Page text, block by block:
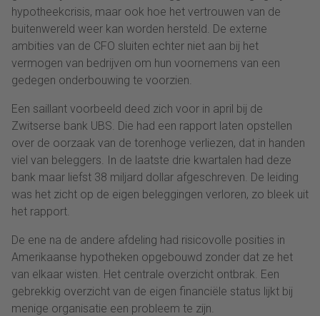
hypotheekcrisis, maar ook hoe het vertrouwen van de
buitenwereld weer kan worden hersteld. De externe
ambities van de CFO sluiten echter niet aan bij het
vermogen van bedrijven om hun voornemens van een
gedegen onderbouwing te voorzien.
Een saillant voorbeeld deed zich voor in april bij de
Zwitserse bank UBS. Die had een rapport laten opstellen
over de oorzaak van de torenhoge verliezen, dat in handen
viel van beleggers. In de laatste drie kwartalen had deze
bank maar liefst 38 miljard dollar afgeschreven. De leiding
was het zicht op de eigen beleggingen verloren, zo bleek uit
het rapport.
De ene na de andere afdeling had risicovolle posities in
Amerikaanse hypotheken opgebouwd zonder dat ze het
van elkaar wisten. Het centrale overzicht ontbrak. Een
gebrekkig overzicht van de eigen financiële status lijkt bij
menige organisatie een probleem te zijn.